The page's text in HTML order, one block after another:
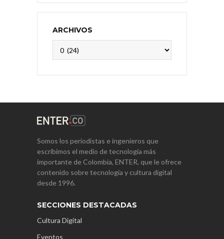
ARCHIVOS
Somos los periodistas e ingenieros que
escribimos el medio de tecnología más
importante de Colombia, ENTER, que le ofrece
contenido sobre tecnología y cultura digital
desde 1996.
SECCIONES DESTACADAS
Cultura Digital
Eventos